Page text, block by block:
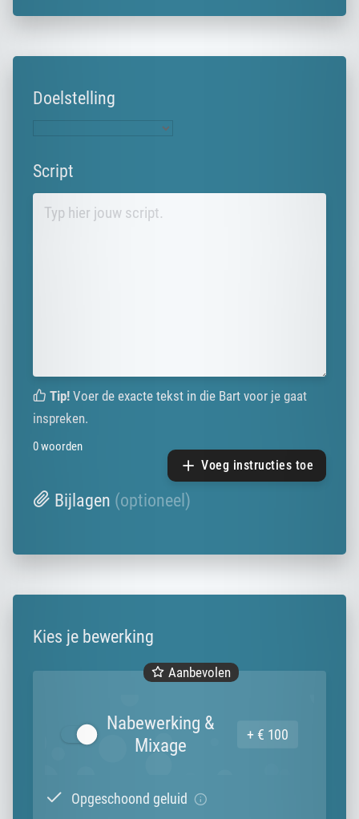
Doelstelling
Script
Tip! Voer de exacte tekst in die Bart voor je gaat
inspreken.
0woorden
Voeg instructies toe
Bijlagen (optioneel)
Kies je bewerking
+ € 100
Nabewerking &
Mixage
Aanbevolen
Opgeschoond geluid